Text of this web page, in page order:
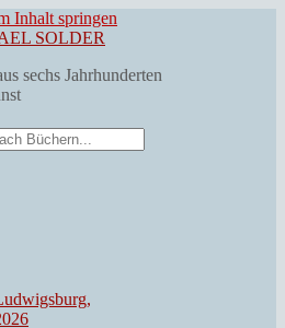
Inhalt springen
SOLDER
sechs Jahrhunderten